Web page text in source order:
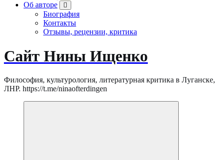
Об авторе
Биография
Контакты
Отзывы, рецензии, критика
Сайт Нины Ищенко
Философия, культурология, литературная критика в Луганске,
ЛНР. https://t.me/ninaofterdingen